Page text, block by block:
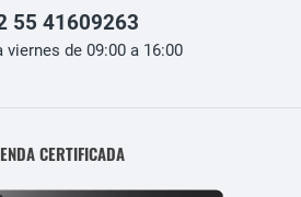
55 41609263
viernes de 09:00 a 16:00
CERTIFICADA